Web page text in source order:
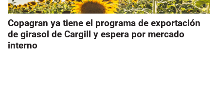
Copagran ya tiene el programa de exportación
de girasol de Cargill y espera por mercado
interno